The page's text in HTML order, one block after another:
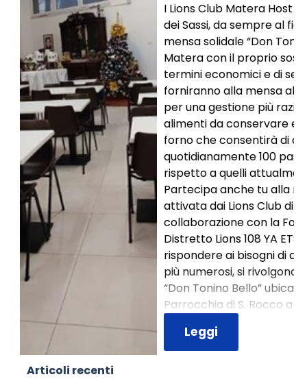
I Lions Club Matera Host
dei Sassi, da sempre al
mensa solidale “Don
Matera con il proprio
termini economici e di
forniranno alla mensa
per una gestione più
alimenti da conservare
forno che consentirà di
quotidianamente 100
rispetto a quelli
Partecipa anche tu alla
attivata dai Lions Club di
collaborazione con la
Distretto Lions 108 YA
rispondere ai bisogni di
più numerosi, si rivolgono
“Don Tonino Bello”
Parrocchia di S. Rocco a
Leggi
Salta blocco Articoli recenti
Articoli recenti